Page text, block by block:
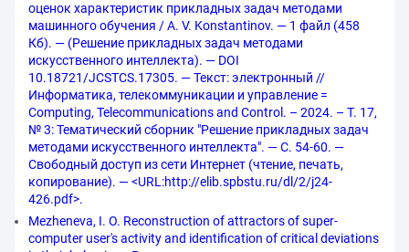
оценок характеристик прикладных задач методами
машинного обучения / A. V. Konstantinov. — 1 файл (458
Кб). — (Решение прикладных задач методами
искусственного интеллекта). — DOI
10.18721/JCSTCS.17305. — Текст: электронный //
Информатика, телекоммуникации и управление =
Computing, Telecommunications and Control. – 2024. – Т. 17,
№ 3: Тематический сборник "Решение прикладных задач
методами искусственного интеллекта". — С. 54-60. —
Свободный доступ из сети Интернет (чтение, печать,
копирование). — <URL:http://elib.spbstu.ru/dl/2/j24-
426.pdf>.
Mezheneva, I. O. Reconstruction of attractors of super-
computer user's activity and identification of critical deviations